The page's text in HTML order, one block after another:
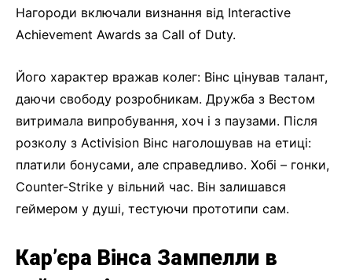
Нагороди включали визнання від Interactive
Achievement Awards за Call of Duty.
Його характер вражав колег: Вінс цінував талант,
даючи свободу розробникам. Дружба з Вестом
витримала випробування, хоч і з паузами. Після
розколу з Activision Вінс наголошував на етиці:
платили бонусами, але справедливо. Хобі – гонки,
Counter-Strike у вільний час. Він залишався
геймером у душі, тестуючи прототипи сам.
Кар’єра Вінса Зампелли в